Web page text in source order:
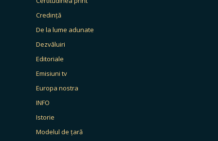
Credință
De la lume adunate
Dezvăluiri
Editoriale
Emisiuni tv
Europa nostra
INFO
Istorie
Modelul de țară